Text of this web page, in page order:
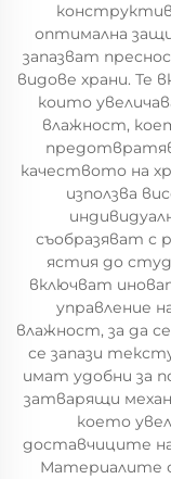
оптимална
запазват
видове храни. Те
които
влажност,
качеството на
използва
съобразяват с
ястия до
включват
управление
влажност, за да
се запази
имат удобни за
затварящи
което
доставчиците
Материалите